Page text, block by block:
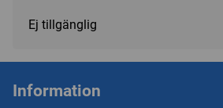
Ej tillgänglig
Information